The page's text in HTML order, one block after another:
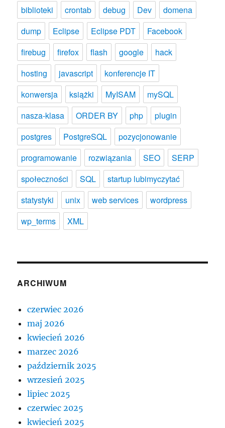
biblioteki crontab debug Dev
domena
dump
Eclipse Eclipse PDT
Facebook
firebug
firefox flash google
hack
hosting
javascript
konferencje IT
konwersja
książki MyISAM
mySQL
nasza-klasa
ORDER BY php
plugin
postgres
PostgreSQL
pozycjonowanie
programowanie
rozwiązania SEO
SERP
społeczności
SQL
startup lubimyczytać
statystyki
unix web services
wordpress
wp_terms
XML
ARCHIWUM
czerwiec 2026
maj 2026
kwiecień 2026
marzec 2026
październik 2025
wrzesień 2025
lipiec 2025
czerwiec 2025
kwiecień 2025